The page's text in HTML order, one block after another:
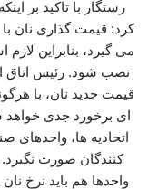
رستگار با تاکید بر
کرد: قیمت‌ گذاری نان
می‌ گیرد، بنابراین
نصب شود. رئیس اتاق
قیمت جدید نان، با
ای برخورد جدی خواهد
اتحادیه‌ ها،
کنندگان صورت نگیرد.
واحدها هم باید نرخ